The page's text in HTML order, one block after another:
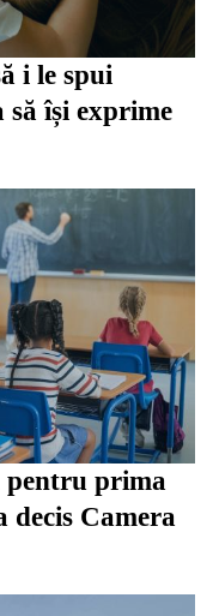
i le spui
își exprime
pentru prima
decis Camera